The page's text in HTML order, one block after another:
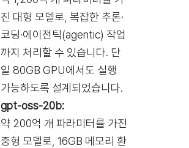
진 대형 모델로, 복잡한 추론·
코딩·에이전틱(agentic) 작업
까지 처리할 수 있습니다. 단
일 80GB GPU에서도 실행
가능하도록 설계되었습니다.
gpt-oss-20b:
약 200억 개 파라미터를 가진
중형 모델로, 16GB 메모리 환